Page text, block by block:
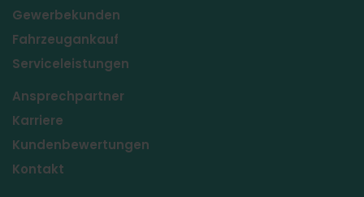
Gewerbekunden
Fahrzeugankauf
Serviceleistungen
Ansprechpartner
Karriere
Kundenbewertungen
Kontakt